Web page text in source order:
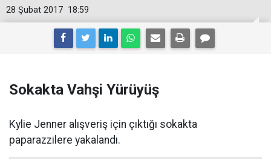
18:59
28 Şubat 2017
Sokakta Vahşi Yürüyüş
Kylie Jenner alışveriş için çıktığı sokakta
paparazzilere yakalandı.